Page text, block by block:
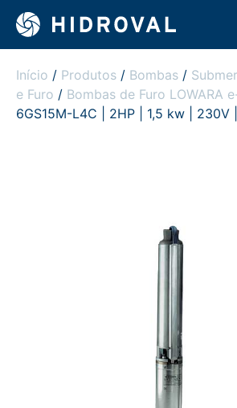
Início / Produtos / Bombas /
e Furo / Bombas de Furo LOWARA
6GS15M-L4C | 2HP | 1,5 kw | 230V